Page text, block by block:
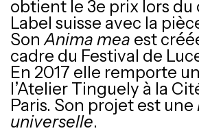
obtient le 3e prix lors du
Label suisse avec la
SonAnima mea est
cadre du Festival de
En 2017 elle remporte
l’Atelier Tinguely à la
Paris. Son projet est une
universelle.